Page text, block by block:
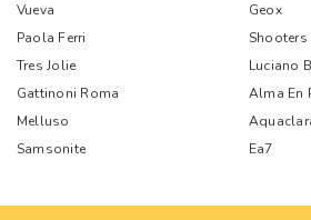
Vueva
Geox
Paola Ferri
Shooters
Tres Jolie
Luciano
Gattinoni Roma
Alma En
Melluso
Samsonite
Ea7